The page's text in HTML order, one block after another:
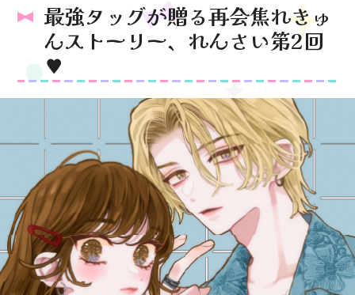
最強タッグが贈る再会焦れきゅ
んストーリー、れんさい第2回
♥